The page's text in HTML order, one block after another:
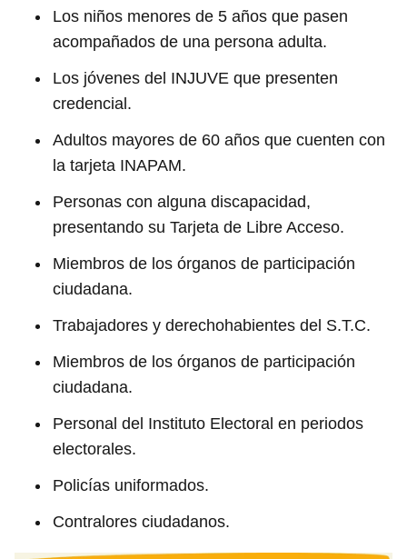
Los niños menores de 5 años que pasen
acompañados de una persona adulta.
Los jóvenes del INJUVE que presenten
credencial.
Adultos mayores de 60 años que cuenten con
la tarjeta INAPAM.
Personas con alguna discapacidad,
presentando su Tarjeta de Libre Acceso.
Miembros de los órganos de participación
ciudadana.
Trabajadores y derechohabientes del S.T.C.
Miembros de los órganos de participación
ciudadana.
Personal del Instituto Electoral en periodos
electorales.
Policías uniformados.
Contralores ciudadanos.